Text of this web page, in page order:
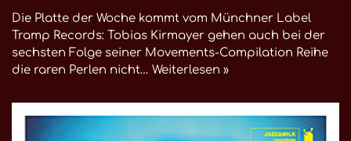
Die Platte der Woche kommt vom Münchner Label
Tramp Records: Tobias Kirmayer gehen auch bei der
sechsten Folge seiner Movements-Compilation Reihe
die raren Perlen nicht… Weiterlesen »